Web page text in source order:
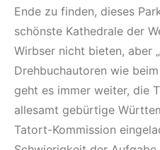
Ende zu finden, dieses
schönste Kathedrale der
Wirbser nicht bieten, aber
Drehbuchautoren wie
geht es immer weiter, die
allesamt gebürtige
Tatort-Kommission